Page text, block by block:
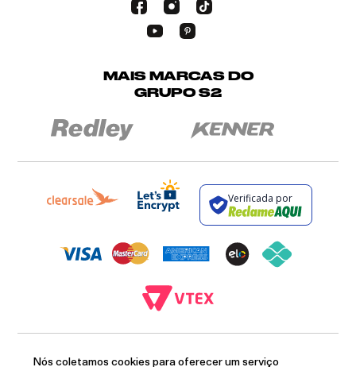
Nós coletamos cookies para oferecer um serviço
MAIS MARCAS DO
GRUPO S2
Verificada por
12.093.445/0002-23